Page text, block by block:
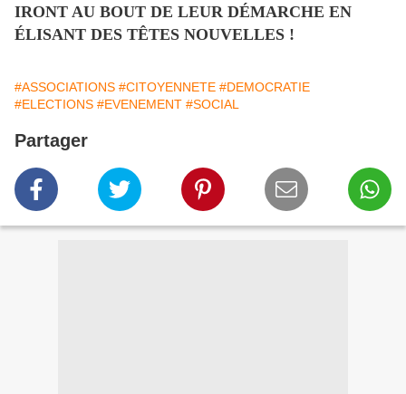
IRONT AU BOUT DE LEUR DÉMARCHE EN
ÉLISANT DES TÊTES NOUVELLES !
#ASSOCIATIONS #CITOYENNETE #DEMOCRATIE
#ELECTIONS #EVENEMENT #SOCIAL
Partager